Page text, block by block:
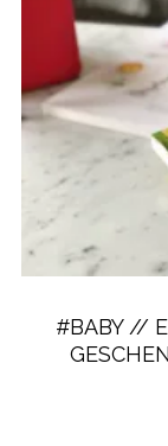
#BABY //